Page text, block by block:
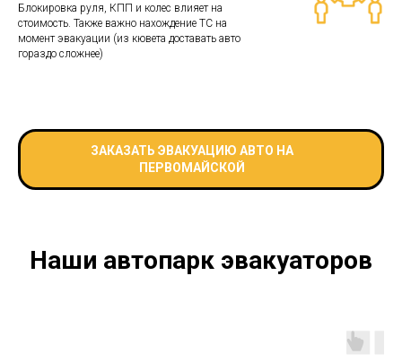
Блокировка руля, КПП и колес влияет на
стоимость. Также важно нахождение ТС на
момент эвакуации (из кювета доставать авто
гораздо сложнее)
ЗАКАЗАТЬ ЭВАКУАЦИЮ АВТО НА
ПЕРВОМАЙСКОЙ
Наши автопарк эвакуаторов